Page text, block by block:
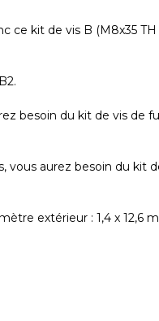
kit de vis B (M8x35
besoin du kit de vis de
aurez besoin du kit
extérieur : 1,4 x 12,6